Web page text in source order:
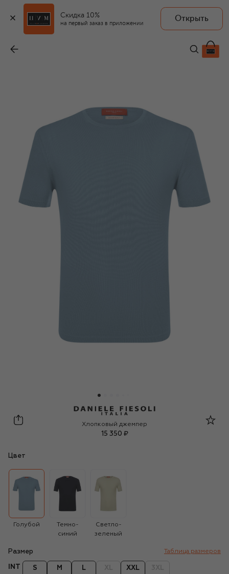
Скидка 10%
на первый заказ в приложении
Открыть
15 350 ₽
Daniele Fiesoli
Хлопковый джемпер
15 350 ₽
Цвет
Голубой
Темно-
синий
Светло-
зеленый
Размер Таблица размеров
INT S M L XXL